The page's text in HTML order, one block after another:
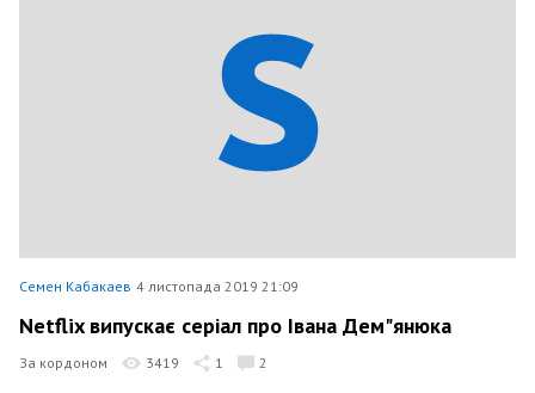
Семен Кабакаев 4 листопада 2019 21:09
Netflix випускає серіал про Івана Дем"янюка
За кордоном 3419 1 2